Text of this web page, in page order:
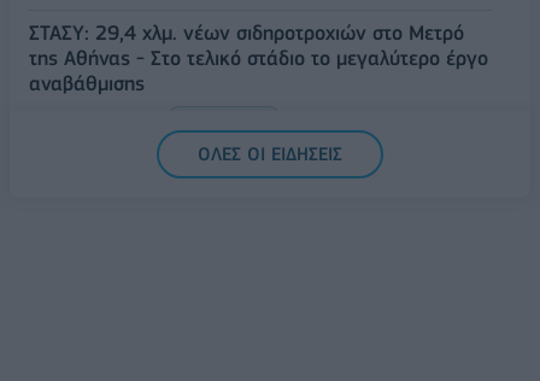
ΣΤΑΣΥ: 29,4 χλμ. νέων σιδηροτροχιών στο Μετρό
της Αθήνας - Στο τελικό στάδιο το μεγαλύτερο έργο
αναβάθμισης
ΟΛΕΣ ΟΙ ΕΙΔΗΣΕΙΣ